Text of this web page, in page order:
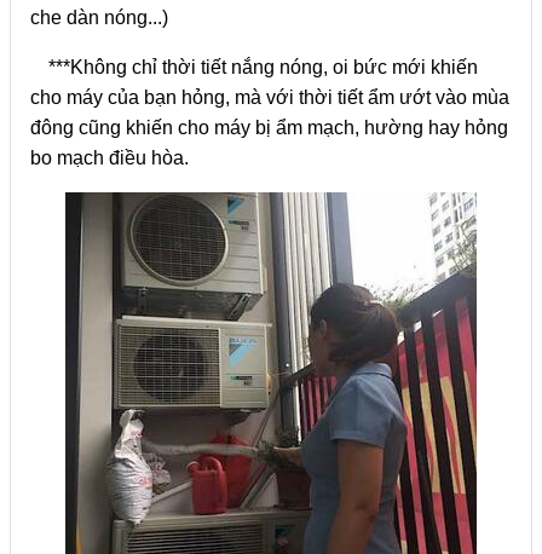
che dàn nóng...)
***Không chỉ thời tiết nắng nóng, oi bức mới khiến
cho máy của bạn hỏng, mà với thời tiết ẩm ướt vào mùa
đông cũng khiến cho máy bị ẩm mạch, hường hay hỏng
bo mạch điều hòa.